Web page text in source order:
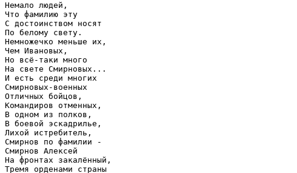
Немало людей,
Что фамилию эту
С достоинством носят
По белому свету.
Немножечко меньше их,
Чем Ивановых,
Но всё-таки много
На свете Смирновых...
И есть среди многих
Смирновых-военных
Отличных бойцов,
Командиров отменных,
В одном из полков,
В боевой эскадрилье,
Лихой истребитель,
Смирнов по фамилии -
Смирнов Алексей
На фронтах закалённый,
Тремя орденами страны